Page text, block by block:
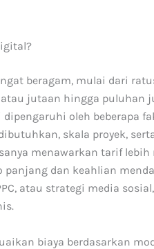
beragam, mulai dari
jutaan hingga puluhan
dipengaruhi oleh beberapa
skala proyek,
menawarkan tarif
dan keahlian
atau strategi media
biaya berdasarkan